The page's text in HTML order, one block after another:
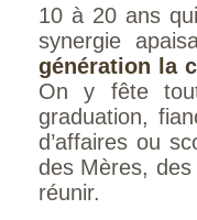
10 à 20 ans
synergie
génération la
On y fête
graduation,
d’affaires ou
des Mères, des
réunir.